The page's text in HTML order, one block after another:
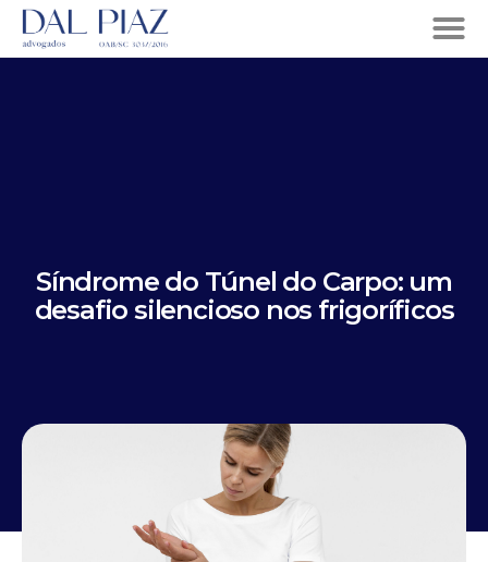
Síndrome do Túnel do Carpo: um
desafio silencioso nos frigoríficos